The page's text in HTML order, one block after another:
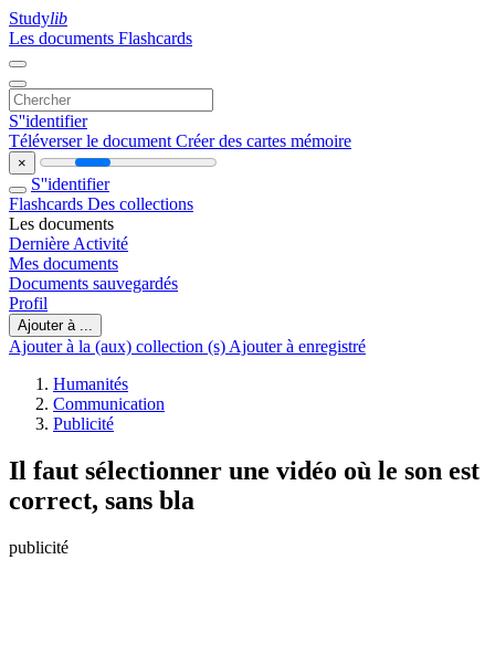
Studylib
Les documents Flashcards
S''identifier
Téléverser le document Créer des cartes mémoire
×
S''identifier
Flashcards Des collections
Les documents
Dernière Activité
Mes documents
Documents sauvegardés
Profil
Ajouter à ...
Ajouter à la (aux) collection (s) Ajouter à enregistré
Humanités
Communication
Publicité
Il faut sélectionner une vidéo où le son est
correct, sans bla
publicité